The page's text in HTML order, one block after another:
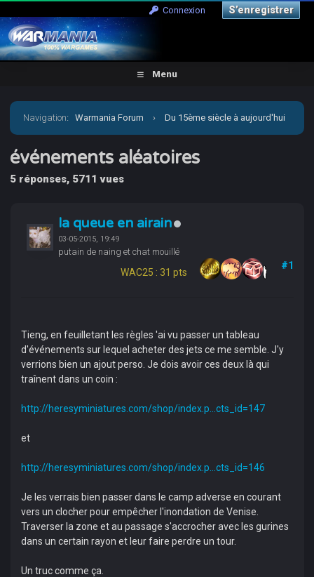
Connexion S’enregistrer
Menu
Navigation:Warmania Forum › Du 15ème siècle à aujourd'hui
› Moderne - Imaginaire › Carnevale ›
aléatoires
événements aléatoires
5 réponses, 5711 vues
la queue en airain
03-05-2015, 19:49
putain de naing et chat mouillé
WAC25 : 31 pts
#1
Tieng, en feuilletant les règles 'ai vu passer un tableau
d'événements sur lequel acheter des jets ce me semble. J'y
verrions bien un ajout perso. Je dois avoir ces deux là qui
traînent dans un coin :
http://heresyminiatures.com/shop/index.p...cts_id=147
et
http://heresyminiatures.com/shop/index.p...cts_id=146
Je les verrais bien passer dans le camp adverse en courant
vers un clocher pour empêcher l'inondation de Venise.
Traverser la zone et au passage s'accrocher avec les gurines
dans un certain rayon et leur faire perdre un tour.
Un truc comme ça.